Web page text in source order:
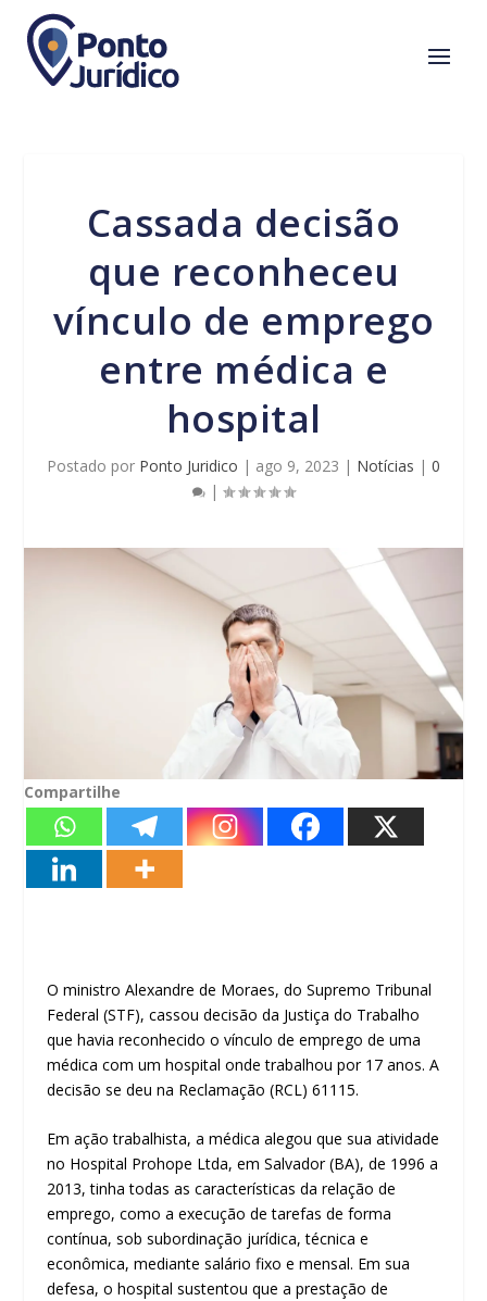
Cassada decisão
que reconheceu
vínculo de emprego
entre médica e
hospital
Postado por Ponto Juridico | ago 9, 2023 | Notícias | 0
|
Compartilhe
O ministro Alexandre de Moraes, do Supremo Tribunal
Federal (STF), cassou decisão da Justiça do Trabalho
que havia reconhecido o vínculo de emprego de uma
médica com um hospital onde trabalhou por 17 anos. A
decisão se deu na Reclamação (RCL) 61115.
Em ação trabalhista, a médica alegou que sua atividade
no Hospital Prohope Ltda, em Salvador (BA), de 1996 a
2013, tinha todas as características da relação de
emprego, como a execução de tarefas de forma
contínua, sob subordinação jurídica, técnica e
econômica, mediante salário fixo e mensal. Em sua
defesa, o hospital sustentou que a prestação de